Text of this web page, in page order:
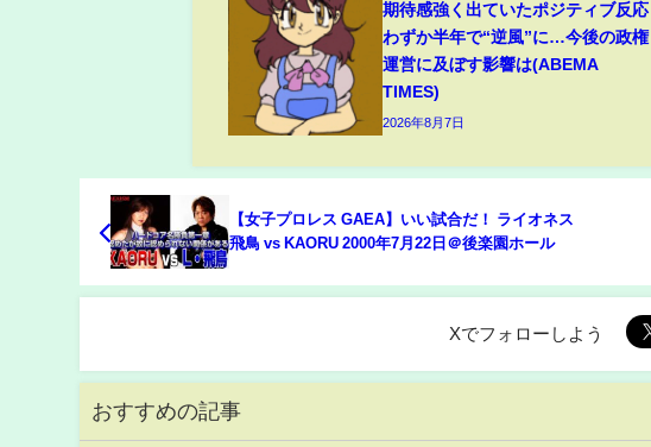
期待感強く出ていたポジティブ反応
わずか半年で“逆風”に…今後の政権
運営に及ぼす影響は(ABEMA
TIMES)
2026年8月7日
【女子プロレス GAEA】いい試合だ！ ライオネス
飛鳥 vs KAORU 2000年7月22日＠後楽園ホール
Xでフォローしよう
おすすめの記事